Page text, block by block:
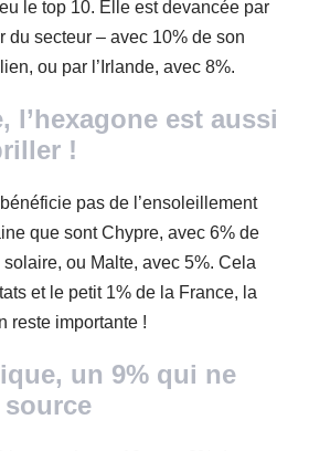
le top 10. Elle est devancée par
du secteur – avec 10% de son
ou par l’Irlande, avec 8%.
l’hexagone est aussi
!
pas de l’ensoleillement
que sont Chypre, avec 6% de
ou Malte, avec 5%. Cela
et le petit 1% de la France, la
reste importante !
un 9% qui ne